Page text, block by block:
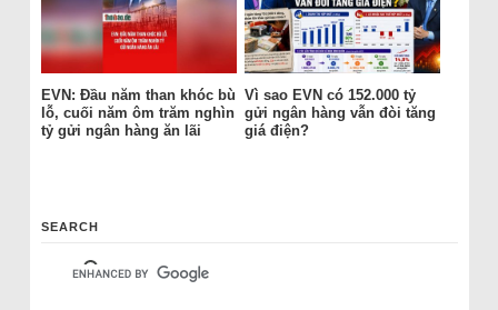
EVN: Đầu năm than khóc bù
lỗ, cuối năm ôm trăm nghìn
tỷ gửi ngân hàng ăn lãi
Vì sao EVN có 152.000 tỷ
gửi ngân hàng vẫn đòi tăng
giá điện?
SEARCH